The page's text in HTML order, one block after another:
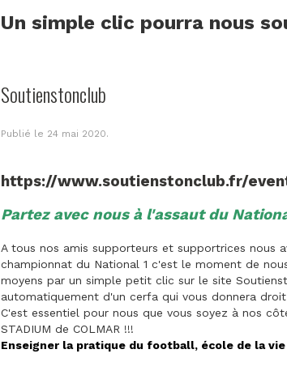
Un simple clic pourra nous
Soutienstonclub
Publié le 24 mai 2020.
https://www.soutienstonclub.fr/
Partez avec nous à l'assaut du
A tous nos amis supporteurs et supportrices nous
championnat du National 1 c'est le moment de
moyens par un simple petit clic sur le site
automatiquement d'un cerfa qui vous donnera
C'est essentiel pour nous que vous soyez à nos
STADIUM de COLMAR !!!
Enseigner la pratique du football, école de la